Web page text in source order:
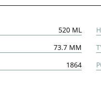
520 ML
73.7 MM
1864